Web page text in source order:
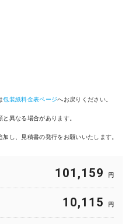
包装紙料金表ページへお戻りください。
異なる場合があります。
し、見積書の発行をお願いいたします。
101,159 円
10,115 円